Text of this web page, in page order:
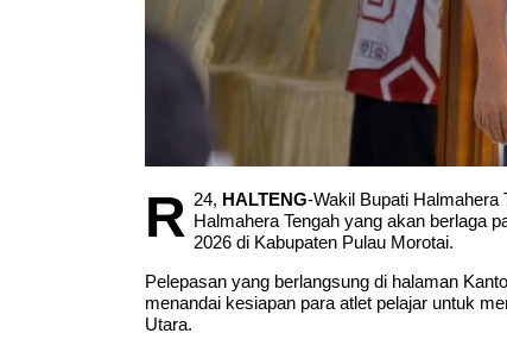
R 24, HALTENG-Wakil Bupati Halmahera
Halmahera Tengah yang akan berlaga
2026 di Kabupaten Pulau Morotai.
Pelepasan yang berlangsung di halaman
menandai kesiapan para atlet pelajar untuk
Utara.